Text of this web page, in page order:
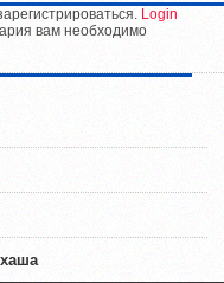
Login
вам необходимо